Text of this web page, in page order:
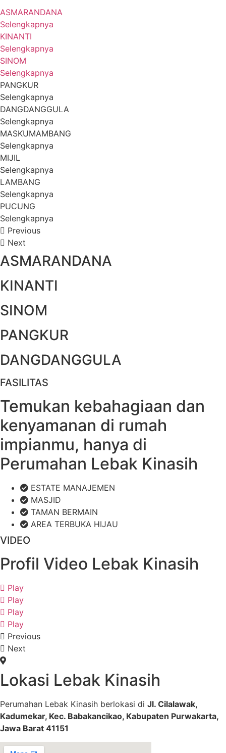
ASMARANDANA
Selengkapnya
KINANTI
Selengkapnya
SINOM
Selengkapnya
PANGKUR
Selengkapnya
DANGDANGGULA
Selengkapnya
MASKUMAMBANG
Selengkapnya
MIJIL
Selengkapnya
LAMBANG
Selengkapnya
PUCUNG
Selengkapnya
Previous
Next
ASMARANDANA
KINANTI
SINOM
PANGKUR
DANGDANGGULA
FASILITAS
Temukan kebahagiaan dan
kenyamanan di rumah
impianmu, hanya di
Perumahan Lebak Kinasih
ESTATE MANAJEMEN
MASJID
TAMAN BERMAIN
AREA TERBUKA HIJAU
VIDEO
Profil Video Lebak Kinasih
Play
Play
Play
Play
Previous
Next
Lokasi Lebak Kinasih
Perumahan Lebak Kinasih berlokasi di Jl. Cilalawak,
Kadumekar, Kec. Babakancikao, Kabupaten Purwakarta,
Jawa Barat 41151